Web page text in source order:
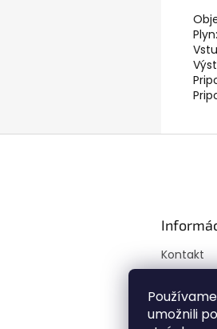
umožnili
Plyn:
Kontakt
Doprava
Mapa